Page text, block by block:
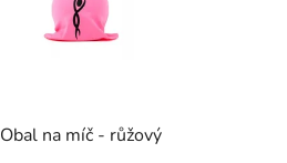
Obal na míč - růžový